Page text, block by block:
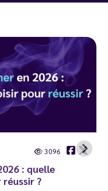
3096
: quelle
?